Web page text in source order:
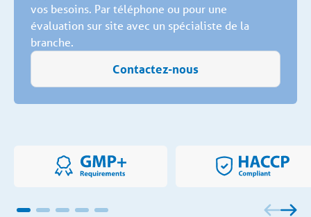
vos besoins. Par téléphone ou pour une
évaluation sur site avec un spécialiste de la
branche.
Contactez-nous